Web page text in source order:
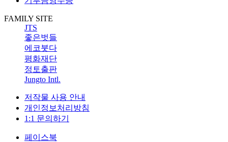
FAMILY SITE
JTS
좋은벗들
에코붓다
평화재단
정토출판
Jungto Intl.
저작물 사용 안내
개인정보처리방침
1:1 문의하기
페이스북